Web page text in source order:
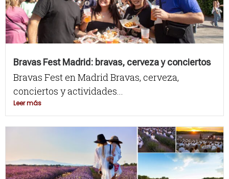
Bravas Fest Madrid: bravas, cerveza y conciertos
Bravas Fest en Madrid Bravas, cerveza,
conciertos y actividades...
Leer más